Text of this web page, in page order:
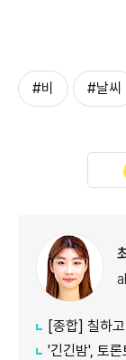
#비 #날씨
[종합] 칠하고
'긴긴밤', 토론